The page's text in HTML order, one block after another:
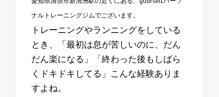
ナルトレーニングジムでございます。
トレーニングやランニングをしている
とき、「最初は息が苦しいのに、だん
だん楽になる」「終わった後もしばら
くドキドキしてる」こんな経験ありま
すよね。